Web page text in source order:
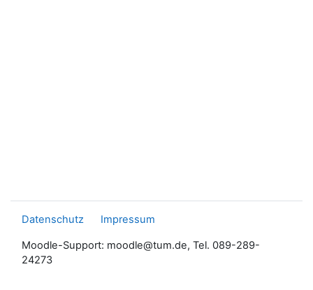
Datenschutz Impressum
Moodle-Support: moodle@tum.de, Tel. 089-289-
24273